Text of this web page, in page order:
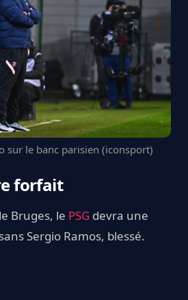
sur le banc parisien (iconsport)
forfait
Bruges, le PSG devra une
Sergio Ramos, blessé.